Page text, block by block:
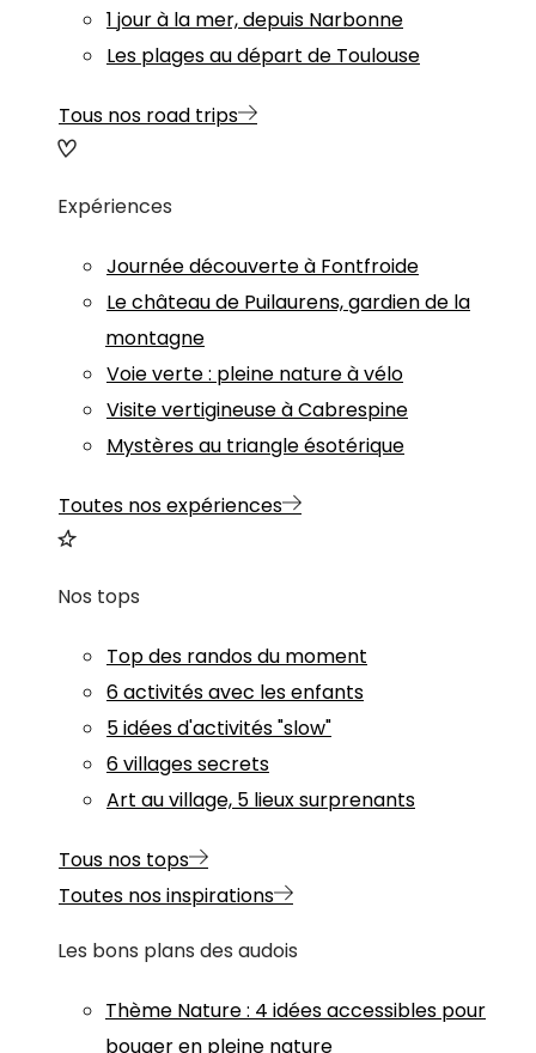
1 jour à la mer, depuis Narbonne
Les plages au départ de Toulouse
Tous nos road trips
Expériences
Journée découverte à Fontfroide
Le château de Puilaurens, gardien de la
montagne
Voie verte : pleine nature à vélo
Visite vertigineuse à Cabrespine
Mystères au triangle ésotérique
Toutes nos expériences
Nos tops
Top des randos du moment
6 activités avec les enfants
5 idées d'activités "slow"
6 villages secrets
Art au village, 5 lieux surprenants
Tous nos tops
Toutes nos inspirations
Les bons plans des audois
Thème Nature: 4 idées accessibles pour
bouger en pleine nature